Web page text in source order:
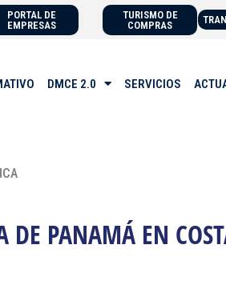
PORTAL DE
EMPRESAS
TURISMO DE
COMPRAS
DMCE 2.0 SERVICIOS
DE PANAMÁ EN